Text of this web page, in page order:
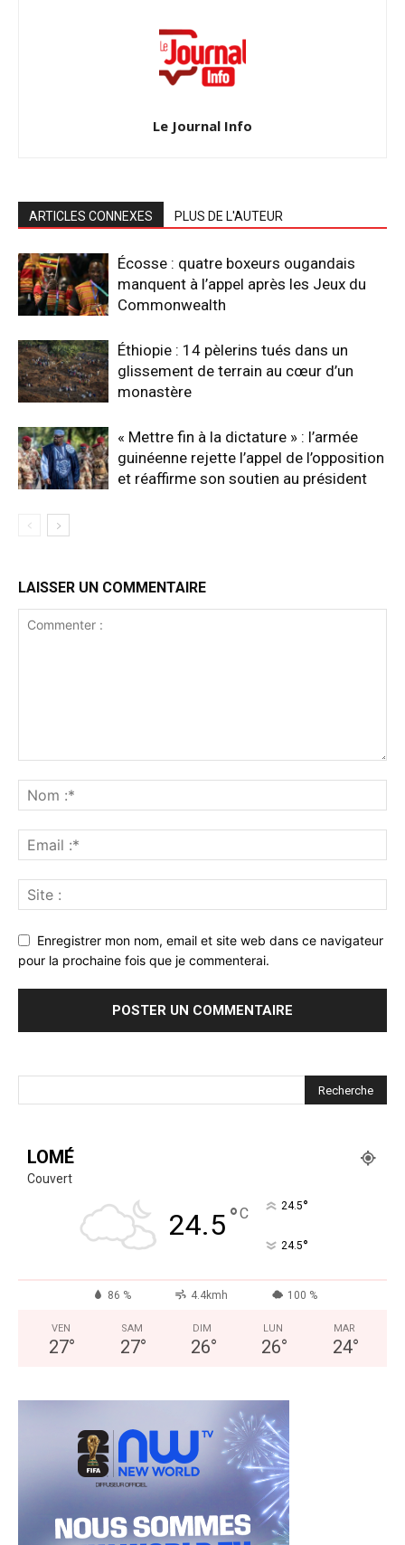
Le Journal Info
ARTICLES CONNEXES PLUS DE L'AUTEUR
Écosse : quatre boxeurs ougandais
manquent à l’appel après les Jeux du
Commonwealth
Éthiopie : 14 pèlerins tués dans un
glissement de terrain au cœur d’un
monastère
« Mettre fin à la dictature » : l’armée
guinéenne rejette l’appel de l’opposition
et réaffirme son soutien au président
LAISSER UN COMMENTAIRE
Enregistrer mon nom, email et site web dans ce navigateur
pour la prochaine fois que je commenterai.
LOMÉ
Couvert
24.5°C 24.5°
24.5°
86 % 4.4kmh 100 %
VEN
27°
SAM
27°
DIM
26°
LUN
26°
MAR
24°